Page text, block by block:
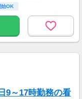
件2000円
始OK
9～17時勤務の看